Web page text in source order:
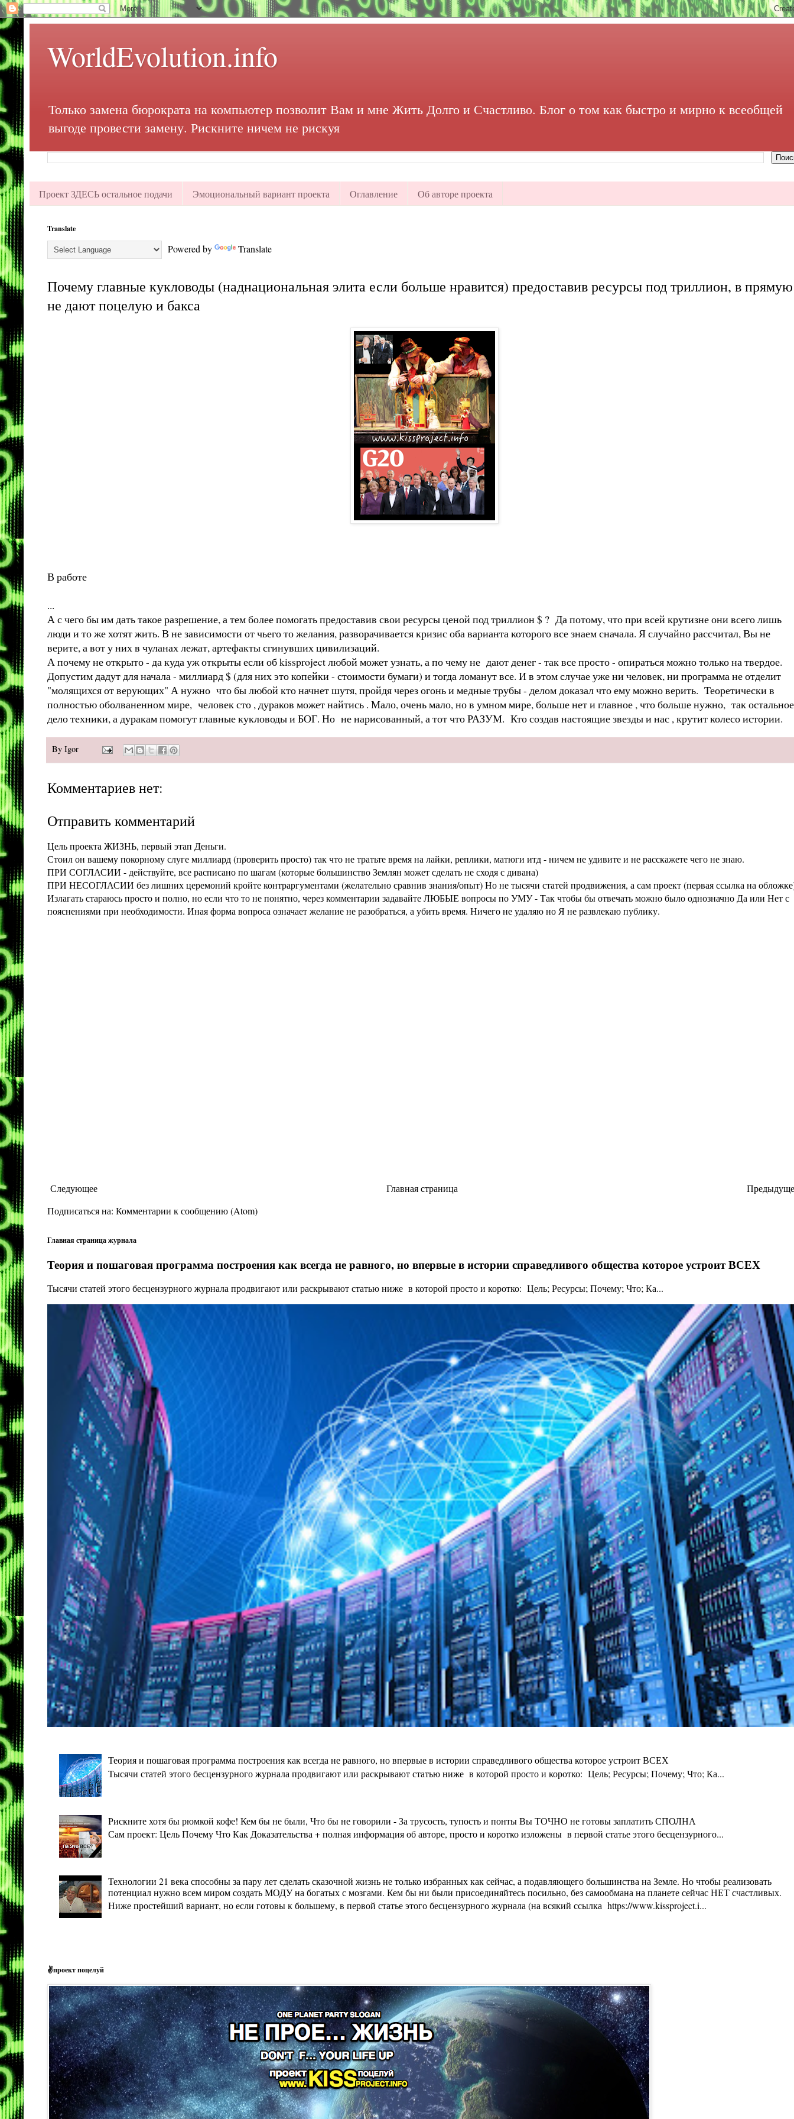
WorldEvolution.info
Только замена бюрократа на компьютер позволит Вам и мне Жить Долго и Счастливо. Блог о том как быстро и мирно к всеобщей
выгоде провести замену. Рискните ничем не рискуя
Проект ЗДЕСЬ остальное подачи Эмоциональный вариант проекта Оглавление Об авторе проекта
Translate
Powered by Translate
Почему главные кукловоды (наднациональная элита если больше нравится) предоставив ресурсы под триллион, в прямую
не дают поцелую и бакса
В работе
...
А с чего бы им дать такое разрешение, а тем более помогать предоставив свои ресурсы ценой под триллион $ ? Да потому, что при всей крутизне они всего лишь
люди и то же хотят жить. В не зависимости от чьего то желания, разворачивается кризис оба варианта которого все знаем сначала. Я случайно рассчитал, Вы не
верите, а вот у них в чуланах лежат, артефакты сгинувших цивилизаций.
А почему не открыто - да куда уж открыты если об kissproject любой может узнать, а по чему не дают денег - так все просто - опираться можно только на твердое.
Допустим дадут для начала - миллиард $ (для них это копейки - стоимости бумаги) и тогда ломанут все. И в этом случае уже ни человек, ни программа не отделит
"молящихся от верующих" А нужно что бы любой кто начнет шутя, пройдя через огонь и медные трубы - делом доказал что ему можно верить. Теоретически в
полностью оболваненном мире, человек сто , дураков может найтись . Мало, очень мало, но в умном мире, больше нет и главное , что больше нужно, так остальное
дело техники, а дуракам помогут главные кукловоды и БОГ. Но не нарисованный, а тот что РАЗУМ. Кто создав настоящие звезды и нас , крутит колесо истории.
By Igor
Комментариев нет:
Отправить комментарий
Цель проекта ЖИЗНЬ, первый этап Деньги.
Стоил он вашему покорному слуге миллиард (проверить просто) так что не тратьте время на лайки, реплики, матюги итд - ничем не удивите и не расскажете чего не знаю.
ПРИ СОГЛАСИИ - действуйте, все расписано по шагам (которые большинство Землян может сделать не сходя с дивана)
ПРИ НЕСОГЛАСИИ без лишних церемоний кройте контраргументами (желательно сравнив знания/опыт) Но не тысячи статей продвижения, а сам проект (первая ссылка на
Излагать стараюсь просто и полно, но если что то не понятно, через комментарии задавайте ЛЮБЫЕ вопросы по УМУ - Так чтобы бы отвечать можно было однозначно Да или Нет с
пояснениями при необходимости. Иная форма вопроса означает желание не разобраться, а убить время. Ничего не удаляю но Я не развлекаю публику.
Следующее
Главная страница
Подписаться на: Комментарии к сообщению (Atom)
Главная страница журнала
Теория и пошаговая программа построения как всегда не равного, но впервые в истории справедливого общества которое устроит ВСЕХ
Тысячи статей этого бесцензурного журнала продвигают или раскрывают статью ниже в которой просто и коротко: Цель; Ресурсы; Почему; Что; Ка...
Теория и пошаговая программа построения как всегда не равного, но впервые в истории справедливого общества которое устроит ВСЕХ
Тысячи статей этого бесцензурного журнала продвигают или раскрывают статью ниже в которой просто и коротко: Цель; Ресурсы; Почему; Что; Ка...
Рискните хотя бы рюмкой кофе! Кем бы не были, Что бы не говорили - За трусость, тупость и понты Вы ТОЧНО не готовы заплатить СПОЛНА
Сам проект: Цель Почему Что Как Доказательства + полная информация об авторе, просто и коротко изложены в первой статье этого бесцензурного...
Технологии 21 века способны за пару лет сделать сказочной жизнь не только избранных как сейчас, а подавляющего большинства на Земле. Но чтобы реализовать
потенциал нужно всем миром создать МОДУ на богатых с мозгами. Кем бы ни были присоединяйтесь посильно, без самообмана на планете сейчас НЕТ счастливых.
Ниже простейший вариант, но если готовы к большему, в первой статье этого бесцензурного журнала (на всякий ссылка https://www.kissproject.i...
✌проект поцелуй